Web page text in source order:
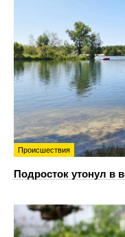
Происшествия
Подросток утонул в